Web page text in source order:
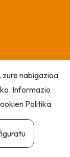
nabigazioa
Informazio
Politika